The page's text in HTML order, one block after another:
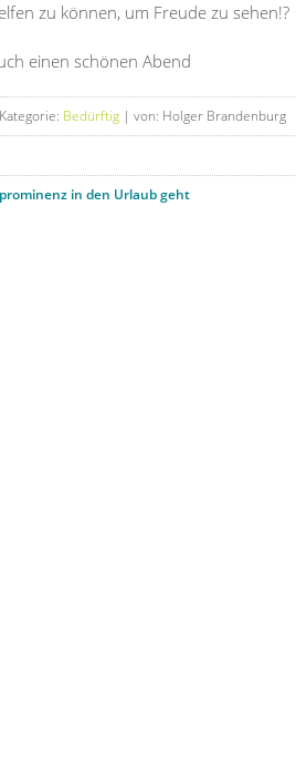
zu können, um Freude zu sehen!?
einen schönen Abend
Bedürftig | von: Holger Brandenburg
in den Urlaub geht